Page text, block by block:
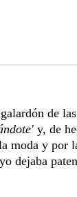
de
y, de
moda y por
dejaba